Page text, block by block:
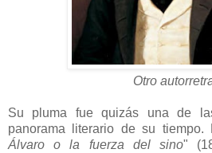
Otro
Su pluma fue quizás una de
panorama literario de su tiempo.
Álvaro o la fuerza del sino"